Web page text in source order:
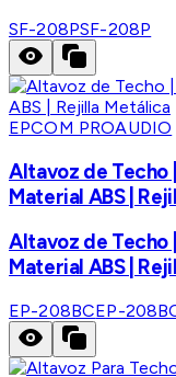
SF-208PSF-208P
EPCOM PROAUDIO
Altavoz de Techo
Material ABS |
Altavoz de Techo
Material ABS |
EP-208BCEP-